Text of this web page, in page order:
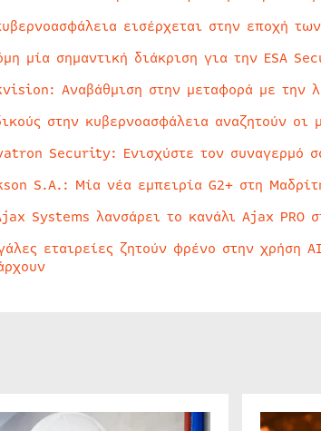
εισέρχεται στην εποχή
μία σημαντική διάκριση για την ESA
Αναβάθμιση στην μεταφορά με
στην κυβερνοασφάλεια αναζητούν οι
Security: Ενισχύστε τον συναγερμό
S.A.: Μία νέα εμπειρία G2+ στη
Systems λανσάρει το κανάλι Ajax PRO
εταιρείες ζητούν φρένο στην χρήση